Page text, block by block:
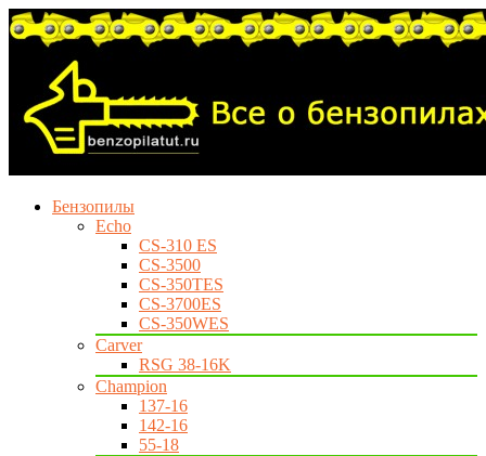
Бензопилы
Echo
CS-310 ES
CS-3500
CS-350TES
CS-3700ES
CS-350WES
Carver
RSG 38-16K
Champion
137-16
142-16
55-18